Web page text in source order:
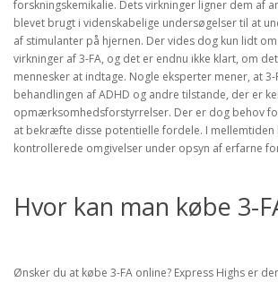
forskningskemikalie. Dets virkninger ligner dem af
blevet brugt i videnskabelige undersøgelser til at
af stimulanter på hjernen. Der vides dog kun lidt
virkninger af 3-FA, og det er endnu ikke klart, om
mennesker at indtage. Nogle eksperter mener, at
behandlingen af ADHD og andre tilstande, der er
opmærksomhedsforstyrrelser. Der er dog behov
at bekræfte disse potentielle fordele. I mellemtiden
kontrollerede omgivelser under opsyn af erfarne
Hvor kan man købe 3-
Ønsker du at købe 3-FA online? Express Highs er